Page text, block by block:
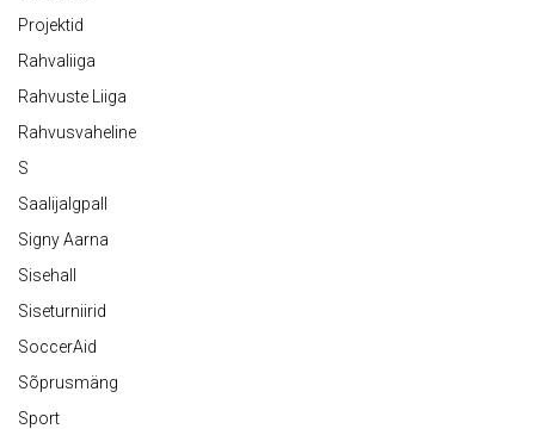
Projektid
Rahvaliiga
Rahvuste Liiga
Rahvusvaheline
S
Saalijalgpall
Signy Aarna
Sisehall
Siseturniirid
SoccerAid
Sõprusmäng
Sport